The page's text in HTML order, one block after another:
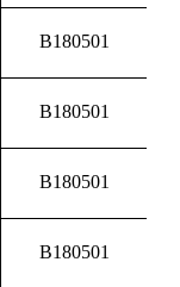
B180501
B180501
B180501
B180501